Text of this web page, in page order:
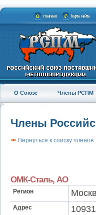
О Союзе Члены РСПМ
Члены
Вернуться к списку членов
ОМК-Сталь, АО
Регион
Адрес